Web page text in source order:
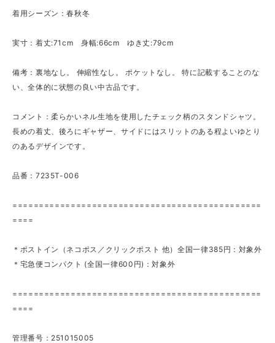
着用シーズン：春秋冬
実寸：着丈:71cm 身幅:66cm ゆき丈:79cm
備考：裏地なし。 伸縮性なし。 ポケットなし。 特に記載することのな
い、全体的に状態の良い中古品です。
コメント：柔らかいネル生地を使用したチェック柄のスタンドシャツ。
長めの着丈、後ろにギャザー、サイドにはスリットのある程よいゆとり
のあるデザインです。
品番：7235T-006
===============================================
====
＊ポストイン（ネコポス／クリックポスト 他）全国一律385円：対象外
＊宅急便コンパクト (全国一律600円)：対象外
===============================================
====
管理番号：251015005